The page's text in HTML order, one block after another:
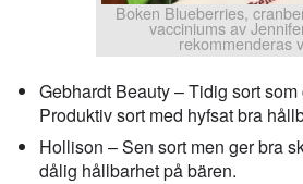
Boken Blueberries,
vacciniums av
rekommenderas
Gebhardt Beauty – Tidig sort
Produktiv sort med hyfsat bra
Hollison – Sen sort men ger bra
dålig hållbarhet på bären.